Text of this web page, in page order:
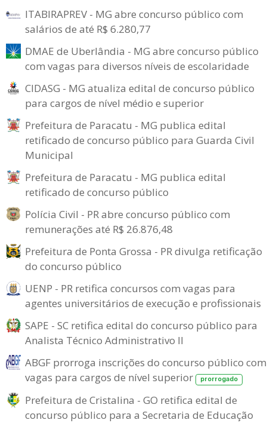
ITABIRAPREV - MG abre concurso público com
salários de até R$ 6.280,77
DMAE de Uberlândia - MG abre concurso público
com vagas para diversos níveis de escolaridade
CIDASG - MG atualiza edital de concurso público
para cargos de nível médio e superior
Prefeitura de Paracatu - MG publica edital
retificado de concurso público para Guarda Civil
Municipal
Prefeitura de Paracatu - MG publica edital
retificado de concurso público
Polícia Civil - PR abre concurso público com
remunerações até R$ 26.876,48
Prefeitura de Ponta Grossa - PR divulga retificação
do concurso público
UENP - PR retifica concursos com vagas para
agentes universitários de execução e profissionais
SAPE - SC retifica edital do concurso público para
Analista Técnico Administrativo II
ABGF prorroga inscrições do concurso público com
vagas para cargos de nível superior
prorrogado
Prefeitura de Cristalina - GO retifica edital de
concurso público para a Secretaria de Educação